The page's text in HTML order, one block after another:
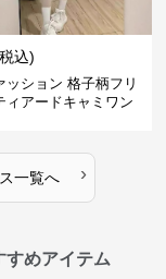
込)
ッション 格子柄フリ
ィアードキャミワン
一覧へ ›
すめアイテム